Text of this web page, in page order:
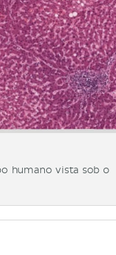
humano vista sob o